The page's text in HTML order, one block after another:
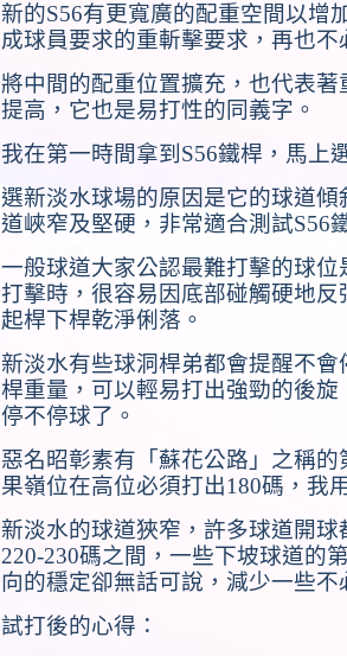
新的S56有更寬廣的配重空間以增
成球員要求的重斬擊要求，再也不
將中間的配重位置擴充，也代表
提高，它也是易打性的同義字。
我在第一時間拿到 S56鐵桿，馬上
選新淡水球場的原因是它的球道
道峽窄及堅硬，非常適合測試S56
一般球道大家公認最難打擊的球
打擊時，很容易因底部碰觸硬地
起桿下桿乾淨俐落。
新淡水有些球洞桿弟都會提醒不會
桿重量，可以輕易打出強勁的後
停不停球了。
惡名昭彰素有「蘇花公路」之稱的
果嶺位在高位必須打出180碼，我
新淡水的球道狹窄，許多球道開
220-230碼之間，一些下坡球道的
向的穩定卻無話可說，減少一些不
試打後的心得：